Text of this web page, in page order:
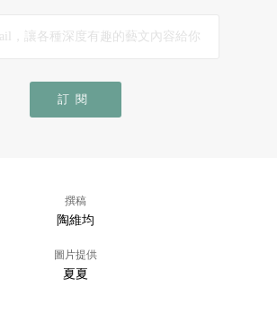
訂閱
撰稿
陶維均
圖片提供
夏夏